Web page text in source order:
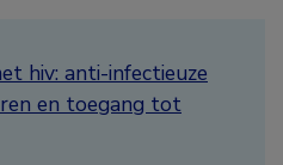
hiv: anti-infectieuze
en toegang tot